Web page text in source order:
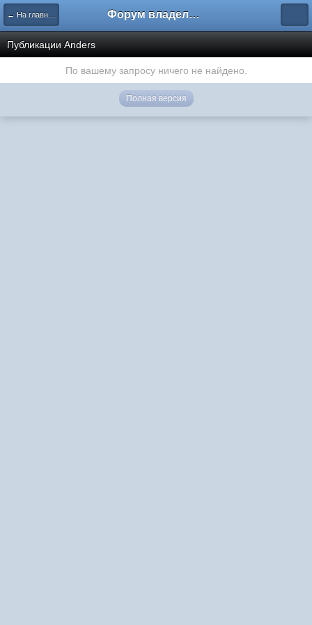
← На главную Форум владельцев интернет-магазинов
Публикации Anders
По вашему запросу ничего не найдено.
Полная версия